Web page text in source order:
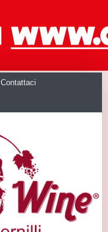
Contattaci